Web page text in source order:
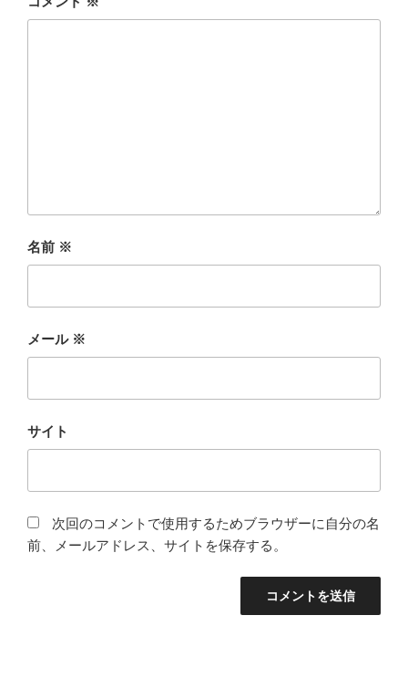
名前 ※
メール ※
サイト
次回のコメントで使用するためブラウザーに自分の名
前、メールアドレス、サイトを保存する。